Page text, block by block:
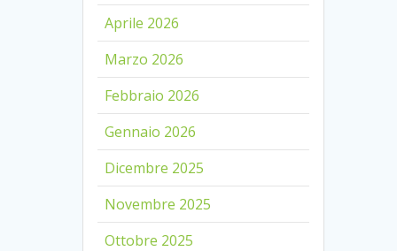
Aprile 2026
Marzo 2026
Febbraio 2026
Gennaio 2026
Dicembre 2025
Novembre 2025
Ottobre 2025